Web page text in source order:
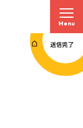
Menu
送信完了